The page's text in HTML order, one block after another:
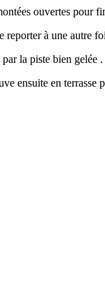
ouvertes pour
à une autre
la piste bien gelée .
ensuite en terrasse